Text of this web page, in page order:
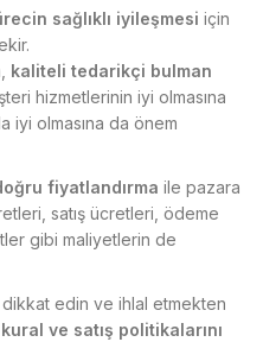
sağlıklı iyileşmesi için
kaliteli tedarikçi bulman
hizmetlerinin iyi olmasına
iyi olmasına da önem
fiyatlandırma ile pazara
satış ücretleri, ödeme
gibi maliyetlerin de
dikkat edin ve ihlal etmekten
kural ve satış politikalarını